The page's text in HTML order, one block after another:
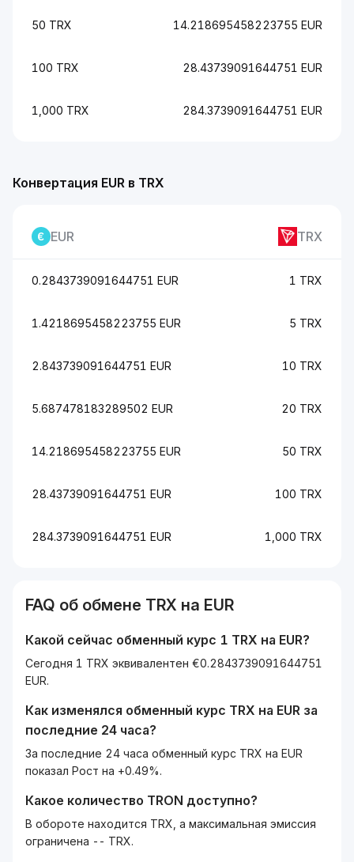
50 TRX 14.218695458223755 EUR
100 TRX 28.43739091644751 EUR
1,000 TRX 284.3739091644751 EUR
Конвертация EUR в TRX
EUR TRX
0.2843739091644751 EUR 1 TRX
1.4218695458223755 EUR 5 TRX
2.843739091644751 EUR 10 TRX
5.687478183289502 EUR 20 TRX
14.218695458223755 EUR 50 TRX
28.43739091644751 EUR 100 TRX
284.3739091644751 EUR 1,000 TRX
FAQ об обмене TRX на EUR
Какой сейчас обменный курс 1 TRX на EUR?
Сегодня 1 TRX эквивалентен €0.2843739091644751
EUR.
Как изменялся обменный курс TRX на EUR за
последние 24 часа?
За последние 24 часа обменный курс TRX на EUR
показал Рост на +0.49%.
Какое количество TRON доступно?
В обороте находится TRX, а максимальная эмиссия
ограничена -- TRX.